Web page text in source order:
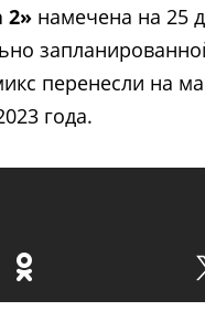
2» намечена на 25
перенесли на
года.